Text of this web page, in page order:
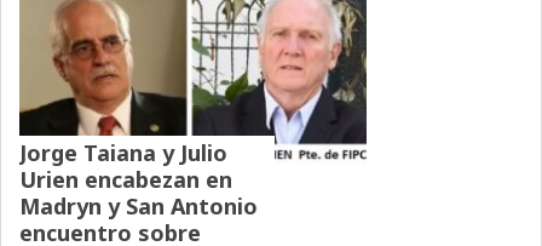
Jorge Taiana y Julio
Urien encabezan en
Madryn y San Antonio
encuentro sobre